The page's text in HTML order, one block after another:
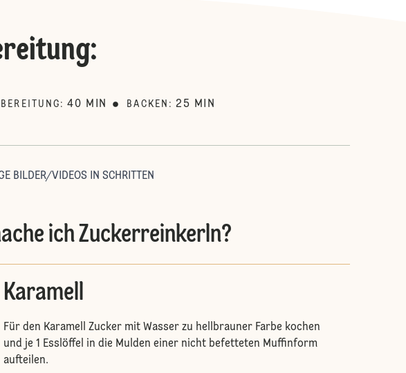
:
: 40 MIN BACKEN : 25 MIN
BILDER/VIDEOS IN SCHRITTEN
ich Zuckerreinkerln?
Karamell
Für den Karamell Zucker mit Wasser zu hellbrauner Farbe kochen
und je 1 Esslöffel in die Mulden einer nicht befetteten Muffinform
aufteilen.